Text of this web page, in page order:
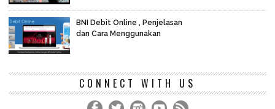
BNI Debit Online , Penjelasan
dan Cara Menggunakan
CONNECT WITH US